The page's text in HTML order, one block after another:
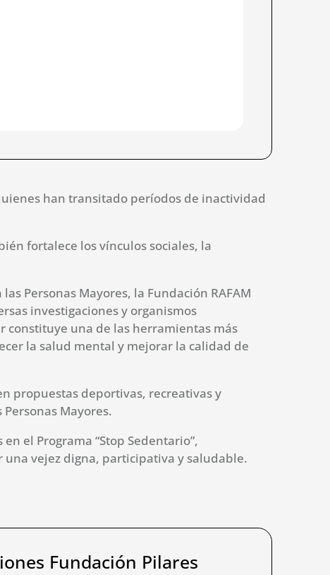
han transitado períodos de inactividad
fortalece los vínculos sociales, la
Personas Mayores, la Fundación RAFAM
investigaciones y organismos
constituye una de las herramientas más
la salud mental y mejorar la calidad de
propuestas deportivas, recreativas y
Mayores.
el Programa “Stop Sedentario”,
vejez digna, participativa y saludable.
Fundación Pilares